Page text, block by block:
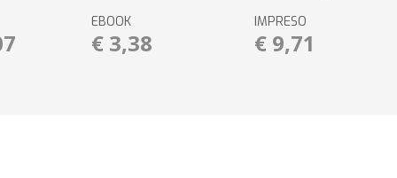
EBOOK
€ 3,38
IMPRESO
€ 9,71